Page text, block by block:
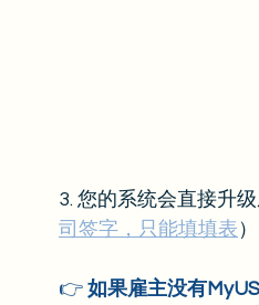
3. 您的系统会直接升
司签字，只能填填表 ）
👉 如果雇主没有